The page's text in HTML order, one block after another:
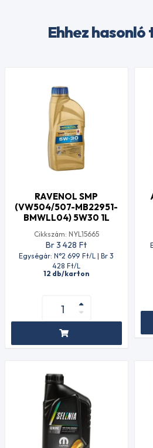
Ehhez
RAVENOL SMP
(VW504/507-MB22951-
BMWLL04) 5W30 1L
Cikkszám: NYL15665
Br 3 428 Ft
Egységár: N°2 699 Ft/L | Br 3
428 Ft/L
12 db/karton